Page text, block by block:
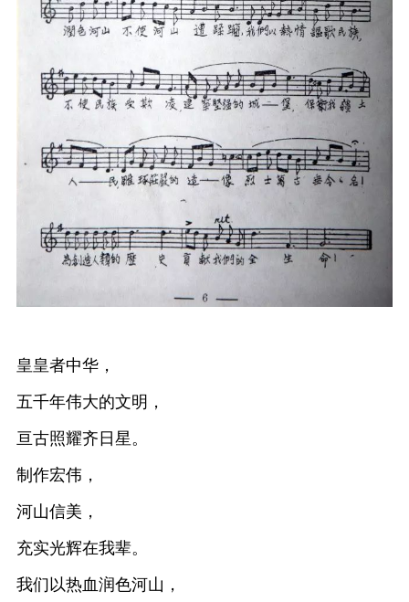
皇皇者中华，
五千年伟大的文明，
亘古照耀齐日星。
制作宏伟，
河山信美，
充实光辉在我辈。
我们以热血润色河山，